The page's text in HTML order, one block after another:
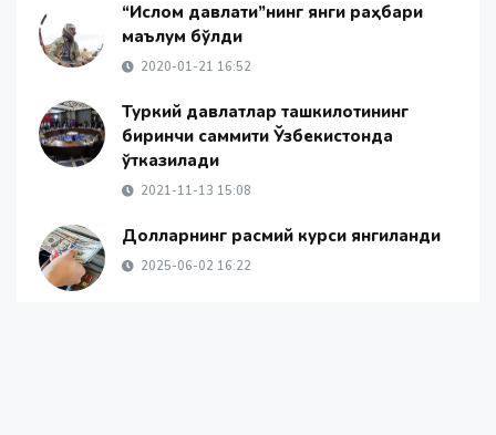
“Ислом давлати”нинг янги раҳбари
маълум бўлди
2020-01-21 16:52
Туркий давлатлар ташкилотининг
биринчи саммити Ўзбекистонда
ўтказилади
2021-11-13 15:08
Долларнинг расмий курси янгиланди
2025-06-02 16:22